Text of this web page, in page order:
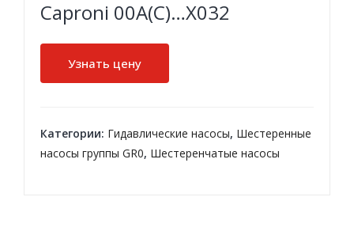
-по
рш
е
Caproni 00A(C)…X032
Узнать цену
Категории: Гидавлические насосы, Шестеренные
насосы группы GR0, Шестеренчатые насосы